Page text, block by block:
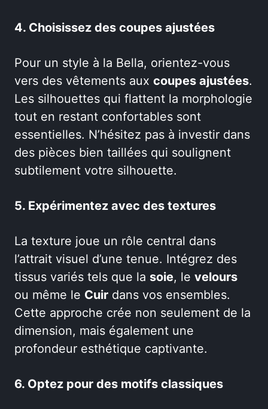
4. Choisissez des coupes ajustées
Pour un style à la Bella, orientez-vous
vers des vêtements aux coupes ajustées.
Les silhouettes qui flattent la morphologie
tout en restant confortables sont
essentielles. N’hésitez pas à investir dans
des pièces bien taillées qui soulignent
subtilement votre silhouette.
5. Expérimentez avec des textures
La texture joue un rôle central dans
l’attrait visuel d’une tenue. Intégrez des
tissus variés tels que la soie, le velours
ou même le Cuir dans vos ensembles.
Cette approche crée non seulement de la
dimension, mais également une
profondeur esthétique captivante.
6. Optez pour des motifs classiques